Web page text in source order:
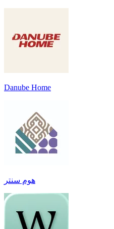
Danube Home
هوم سنتر